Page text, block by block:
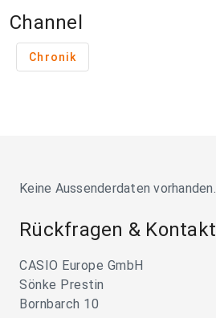
Channel
Chronik
Keine Aussenderdaten vorhanden.
Rückfragen & Kontakt
CASIO Europe GmbH
Sönke Prestin
Bornbarch 10